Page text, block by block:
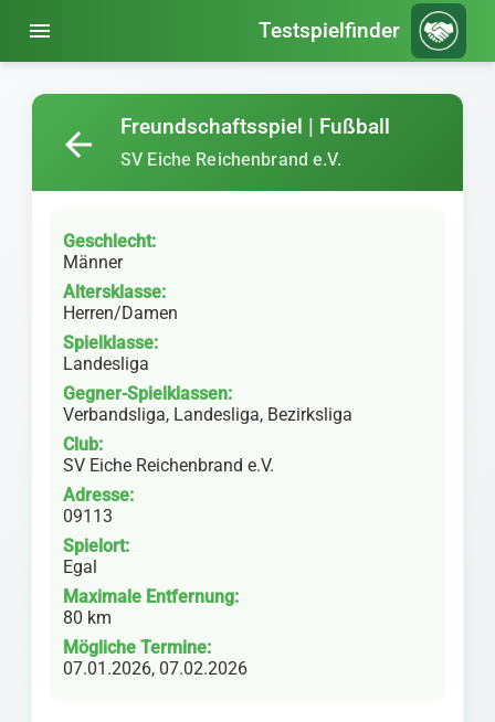
menu Testspielfinder
Freundschaftsspiel | Fußball
SV Eiche Reichenbrand e.V.
arrow_back
Geschlecht:
Männer
Altersklasse:
Herren/Damen
Spielklasse:
Landesliga
Gegner-Spielklassen:
Verbandsliga, Landesliga, Bezirksliga
Club:
SV Eiche Reichenbrand e.V.
Adresse:
09113
Spielort:
Egal
Maximale Entfernung:
80 km
Mögliche Termine:
07.01.2026, 07.02.2026